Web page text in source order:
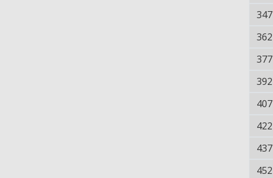
347
362
377
392
407
422
437
452